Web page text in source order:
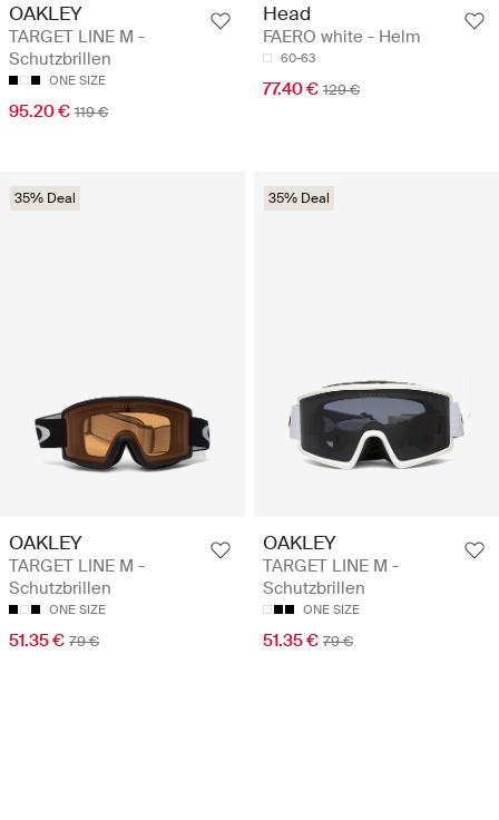
OAKLEY
TARGET LINE M -
Schutzbrillen
ONE SIZE
95.20 € 119 €
Head
FAERO white - Helm
60-63
77.40 € 129 €
35% Deal
OAKLEY
TARGET LINE M -
Schutzbrillen
ONE SIZE
51.35 € 79 €
35% Deal
OAKLEY
TARGET LINE M -
Schutzbrillen
ONE SIZE
51.35 € 79 €